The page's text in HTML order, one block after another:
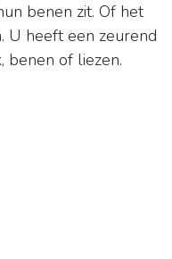
benen zit. Of het
U heeft een zeurend
benen of liezen.